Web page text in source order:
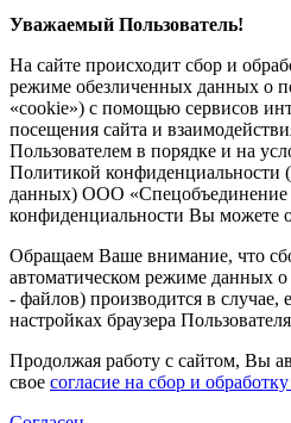
Уважаемый Пользователь!
На сайте происходит сбор и
режиме обезличенных данных о
«cookie») с помощью сервисов
посещения сайта и
Пользователем в порядке и на
Политикой конфиденциальности
данных) ООО
конфиденциальности Вы можете
Обращаем Ваше внимание, что
автоматическом режиме данных о
- файлов) производится в случае,
настройках браузера
Продолжая работу с сайтом, Вы
свое согласие на сбор и